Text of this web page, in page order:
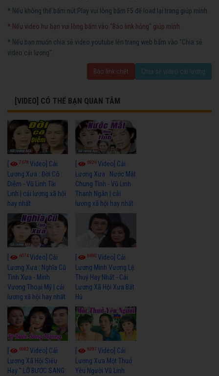
* Nếu không thể bấm nút Play vui lòng bấm F5 để load lại trang giúp mình.
* Nếu video hư bạn vui lòng bấm vào "Báo link hỏng" giúp mình.
* Nếu bạn muốn chia sẻ video youtube lên trang web bấm vào "Chia sẻ
video cải lương".
Báo link chết Chia sẻ video cải lương
[VIDEO] CÓ THỂ BẠN QUAN TÂM
7678 Video] Cải
Lương Xưa : Đời Cô
Diễm - Vũ Linh Tài
Linh | cải lương xã hội
hay nhất
6929Video] Cải
Lương Xưa : Nước Mắt
Chung Tình - Vũ Linh
Thanh Ngân | cải
lương xã hội hay nhất
6074Video] Cải
Lương Xưa : Nghĩa Cũ
Tình Xưa - Minh
Vương Thoại Mỹ | cải
lương xã hội hay nhất
6690Video] Cải
Lương Minh Vương Lệ
Thuỷ Hay Nhất - Cải
Lương Xã Hội Xưa Bất
Hủ
6982 Video] Cải
Lương Xã Hội Siêu
Hay " LỠ BƯỚC SANG
6397Video] Cải
Lương Xưa Một Thuở
Yêu Người Vũ Linh